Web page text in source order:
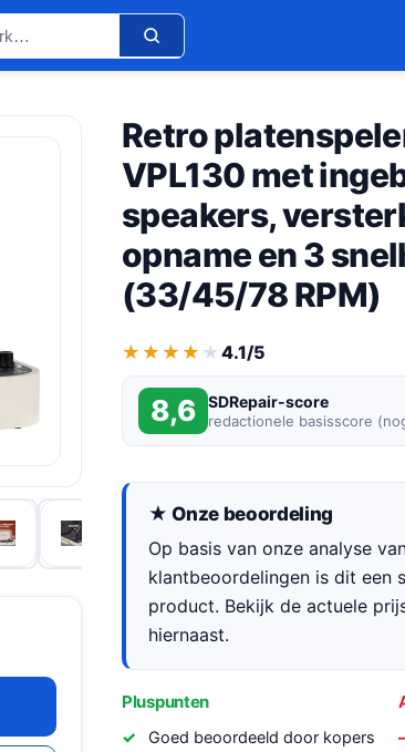
Retro
VPL130 met
speakers,
opname en 3
(33/45/78 RPM)
★★★★★
★★★★★ 4.1/5
8,6 SDRepair-score
redactionele basisscore
★ Onze beoordeling
Op basis van onze analyse
klantbeoordelingen is dit een
product. Bekijk de actuele
hiernaast.
Pluspunten
Goed beoordeeld door kopers